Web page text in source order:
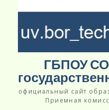
ГБПОУ
официальный сайт
Приемная